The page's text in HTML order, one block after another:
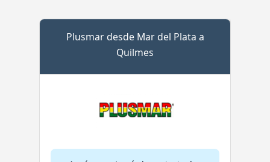
Plusmar desde Mar del Plata a
Quilmes